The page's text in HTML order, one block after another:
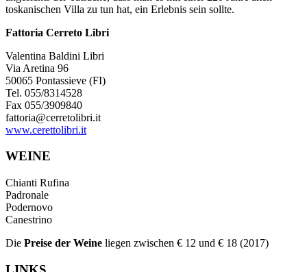
toskanischen Villa zu tun hat, ein Erlebnis sein sollte.
Fattoria Cerreto Libri
Valentina Baldini Libri
Via Aretina 96
50065 Pontassieve (FI)
Tel. 055/8314528
Fax 055/3909840
fattoria@cerretolibri.it
www.cerettolibri.it
WEINE
Chianti Rufina
Padronale
Podernovo
Canestrino
Die Preise der Weine liegen zwischen € 12 und € 18 (2017)